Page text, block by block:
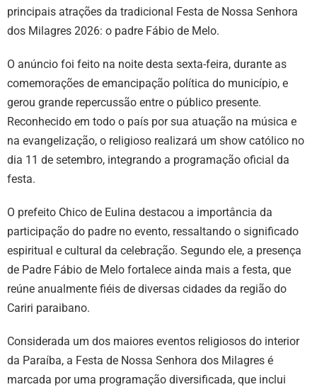
principais atrações da tradicional Festa de Nossa Senhora
dos Milagres 2026: o padre Fábio de Melo.
O anúncio foi feito na noite desta sexta-feira, durante as
comemorações de emancipação política do município, e
gerou grande repercussão entre o público presente.
Reconhecido em todo o país por sua atuação na música e
na evangelização, o religioso realizará um show católico no
dia 11 de setembro, integrando a programação oficial da
festa.
O prefeito Chico de Eulina destacou a importância da
participação do padre no evento, ressaltando o significado
espiritual e cultural da celebração. Segundo ele, a presença
de Padre Fábio de Melo fortalece ainda mais a festa, que
reúne anualmente fiéis de diversas cidades da região do
Cariri paraibano.
Considerada um dos maiores eventos religiosos do interior
da Paraíba, a Festa de Nossa Senhora dos Milagres é
marcada por uma programação diversificada, que inclui